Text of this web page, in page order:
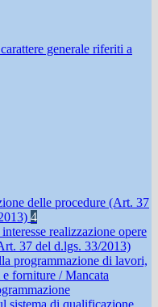
generale riferiti a
delle procedure (Art. 37
4
realizzazione opere
37 del d.lgs. 33/2013)
programmazione di lavori,
forniture / Mancata
sistema di qualificazione